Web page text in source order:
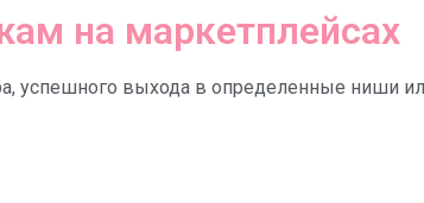
на маркетплейсах
успешного выхода в определенные ниши